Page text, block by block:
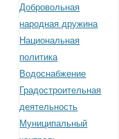
Добровольная
народная дружина
Национальная
политика
Водоснабжение
Градостроительная
деятельность
Муниципальный